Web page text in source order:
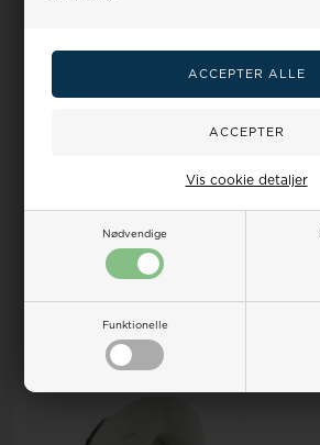
Nødvendige
Funktionelle
Vis cookie detaljer
På lager
Ægte Natur Pelskant til hætte
Sort